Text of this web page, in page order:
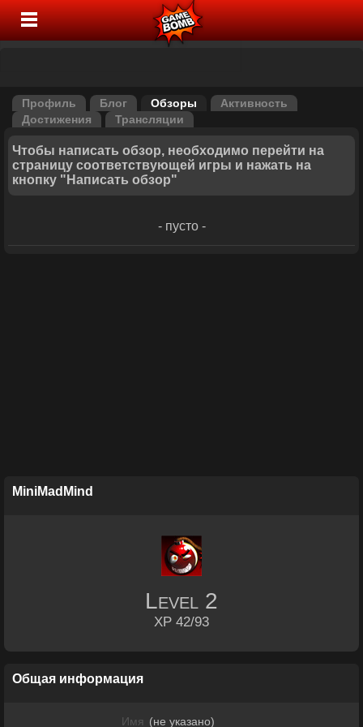
Профиль Блог Обзоры
Активность
Достижения
Трансляции
Чтобы написать обзор, необходимо перейти на
страницу соответствующей игры и нажать на
кнопку "Написать обзор"
- пусто -
MiniMadMind
Level 2
XP 42/93
Общая информация
Имя (не указано)